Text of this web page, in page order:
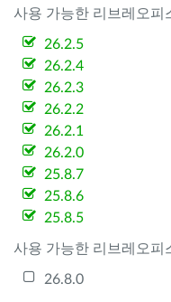
사용 가능한 리브레오피
26.2.5
26.2.4
26.2.3
26.2.2
26.2.1
26.2.0
25.8.7
25.8.6
25.8.5
사용 가능한 리브레오피
26.8.0